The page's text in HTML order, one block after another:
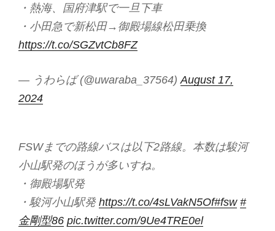
・熱海、国府津駅で一旦下車
・小田急で新松田→御殿場線松田乗換
https://t.co/SGZvtCb8FZ
— うわらば (@uwaraba_37564) August 17,
2024
FSWまでの路線バスは以下2路線。本数は駿河
小山駅発のほうが多いすね。
・御殿場駅発
・駿河小山駅発 https://t.co/4sLVakN5Of#fsw #
金剛型86 pic.twitter.com/9Ue4TRE0el